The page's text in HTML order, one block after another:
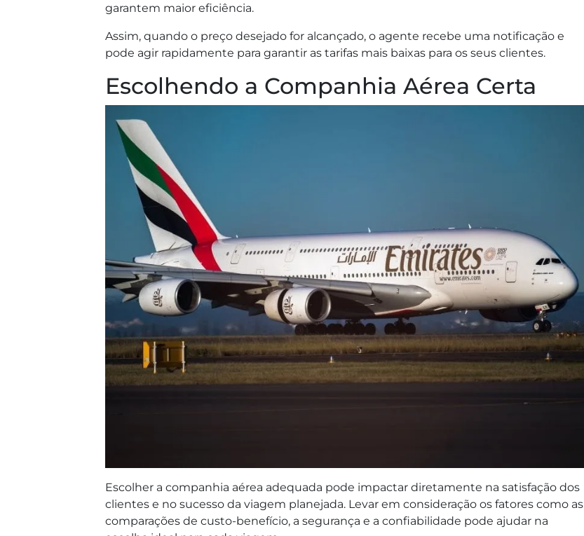
garantem maior eficiência.
Assim, quando o preço desejado for alcançado, o agente recebe uma notificação e
pode agir rapidamente para garantir as tarifas mais baixas para os seus clientes.
Escolhendo a Companhia Aérea Certa
Escolher a companhia aérea adequada pode impactar diretamente na satisfação dos
clientes e no sucesso da viagem planejada. Levar em consideração os fatores como as
comparações de custo-benefício, a segurança e a confiabilidade pode ajudar na